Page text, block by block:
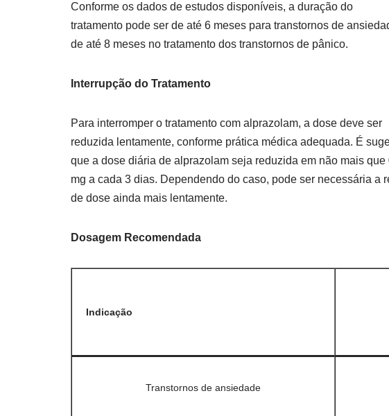
Conforme os dados de estudos disponíveis, a duração do
tratamento pode ser de até 6 meses para transtornos de
de até 8 meses no tratamento dos transtornos de pânico.
Interrupção do Tratamento
Para interromper o tratamento com alprazolam, a dose deve ser
reduzida lentamente, conforme prática médica adequada. É
que a dose diária de alprazolam seja reduzida em não mais que
mg a cada 3 dias. Dependendo do caso, pode ser necessária a
de dose ainda mais lentamente.
Dosagem Recomendada
Indicação
Transtornos de ansiedade